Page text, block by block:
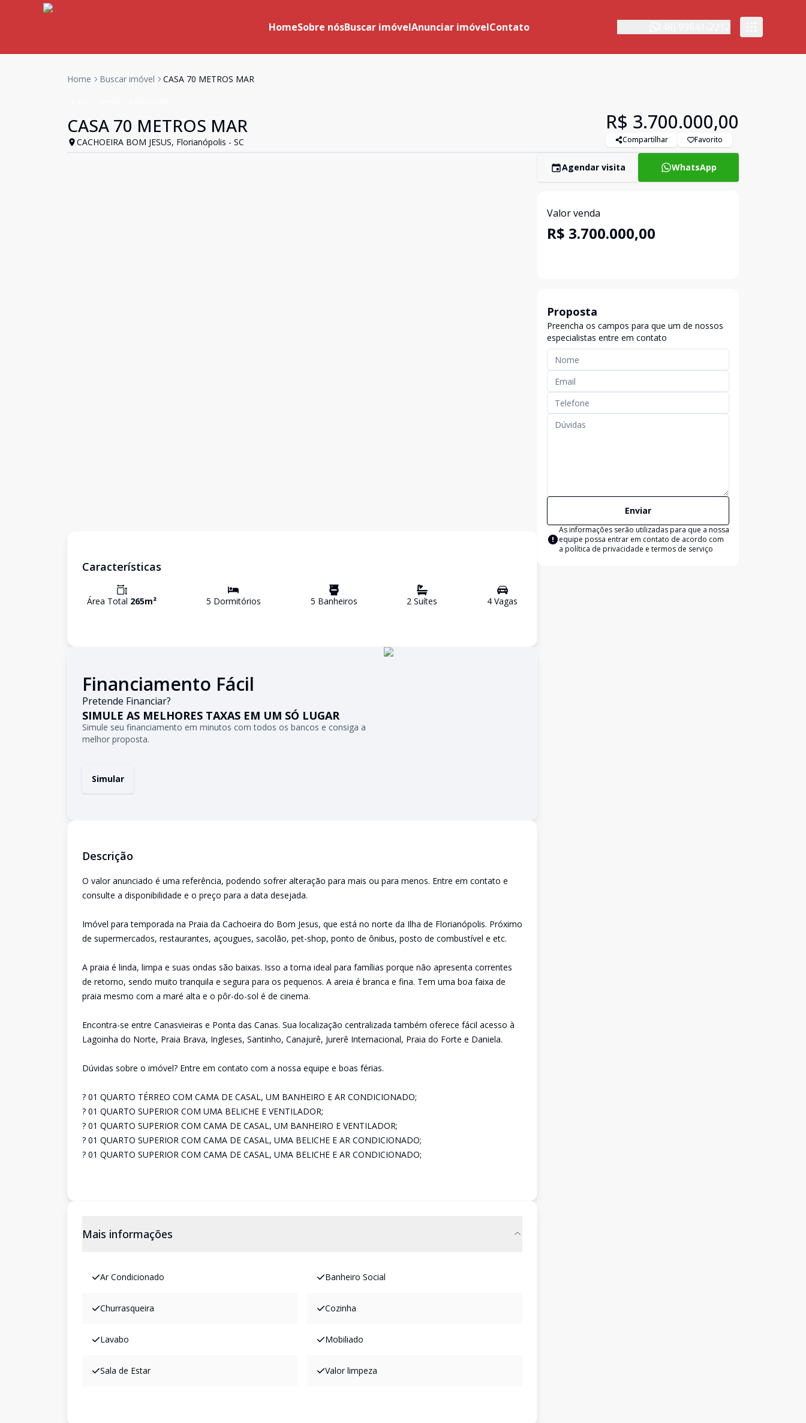
HomeSobre nósBuscar imóvelAnunciar imóvelContato
Home Buscar imóvel CASA 70 METROS MAR
CASA 70 METROS MAR
CACHOEIRA BOM JESUS, Florianópolis - SC
R$ 3.700.000,00
Compartilhar Favorito
Características
Área Total 265m² 5 Dormitórios 5 Banheiros 2 Suítes 4 Vagas
Financiamento Fácil
Pretende Financiar?
SIMULE AS MELHORES TAXAS EM UM SÓ LUGAR
Simule seu financiamento em minutos com todos os bancos e consiga a
melhor proposta.
Simular
Descrição
O valor anunciado é uma referência, podendo sofrer alteração para mais ou para menos. Entre em contato e
consulte a disponibilidade e o preço para a data desejada.
Imóvel para temporada na Praia da Cachoeira do Bom Jesus, que está no norte da Ilha de Florianópolis. Próximo
de supermercados, restaurantes, açougues, sacolão, pet-shop, ponto de ônibus, posto de combustível e etc.
A praia é linda, limpa e suas ondas são baixas. Isso a torna ideal para famílias porque não apresenta correntes
de retorno, sendo muito tranquila e segura para os pequenos. A areia é branca e fina. Tem uma boa faixa de
praia mesmo com a maré alta e o pôr-do-sol é de cinema.
Encontra-se entre Canasvieiras e Ponta das Canas. Sua localização centralizada também oferece fácil acesso à
Lagoinha do Norte, Praia Brava, Ingleses, Santinho, Canajurê, Jurerê Internacional, Praia do Forte e Daniela.
Dúvidas sobre o imóvel? Entre em contato com a nossa equipe e boas férias.
? 01 QUARTO TÉRREO COM CAMA DE CASAL, UM BANHEIRO E AR CONDICIONADO;
? 01 QUARTO SUPERIOR COM UMA BELICHE E VENTILADOR;
? 01 QUARTO SUPERIOR COM CAMA DE CASAL, UM BANHEIRO E VENTILADOR;
? 01 QUARTO SUPERIOR COM CAMA DE CASAL, UMA BELICHE E AR CONDICIONADO;
? 01 QUARTO SUPERIOR COM CAMA DE CASAL, UMA BELICHE E AR CONDICIONADO;
Mais informações
Ar Condicionado Banheiro Social
Churrasqueira Cozinha
Lavabo Mobiliado
Sala de Estar Valor limpeza
Agendar visita WhatsApp
Valor venda
R$ 3.700.000,00
Proposta
Preencha os campos para que um de nossos
especialistas entre em contato
Enviar
As informações serão utilizadas para que a nossa
equipe possa entrar em contato de acordo com
a política de privacidade e termos de serviço